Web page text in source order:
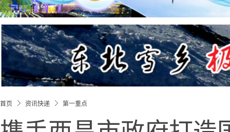
首页 资讯快递 第一重点